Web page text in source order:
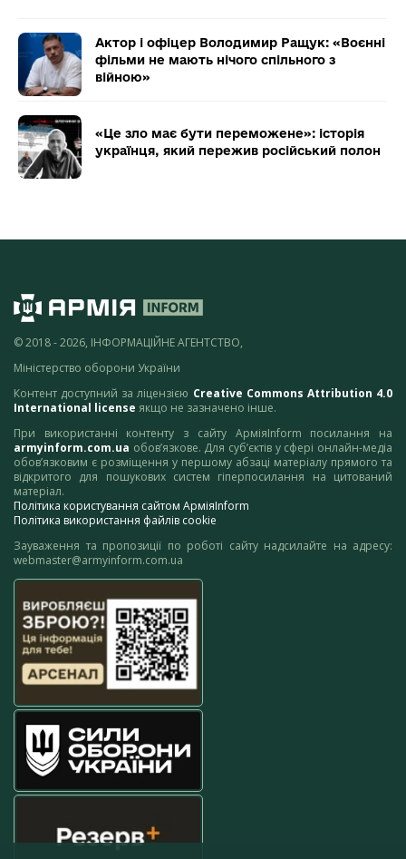
Актор і офіцер Володимир Ращук: «Воєнні
фільми не мають нічого спільного з
війною»
«Це зло має бути переможене»: історія
українця, який пережив російський полон
© 2018 - 2026, ІНФОРМАЦІЙНЕ АГЕНТСТВО,
Міністерство оборони України
Контент доступний за ліцензією Creative Commons Attribution 4.0
International license якщо не зазначено інше.
При використанні контенту з сайту АрміяInform посилання на
armyinform.com.ua обов’язкове. Для суб’єктів у сфері онлайн-медіа
обов’язковим є розміщення у першому абзаці матеріалу прямого та
відкритого для пошукових систем гіперпосилання на цитований
матеріал.
Політика користування сайтом АрміяInform
Політика використання файлів cookie
Зауваження та пропозиції по роботі сайту надсилайте на адресу:
webmaster@armyinform.com.ua